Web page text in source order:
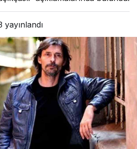
yayınlandı